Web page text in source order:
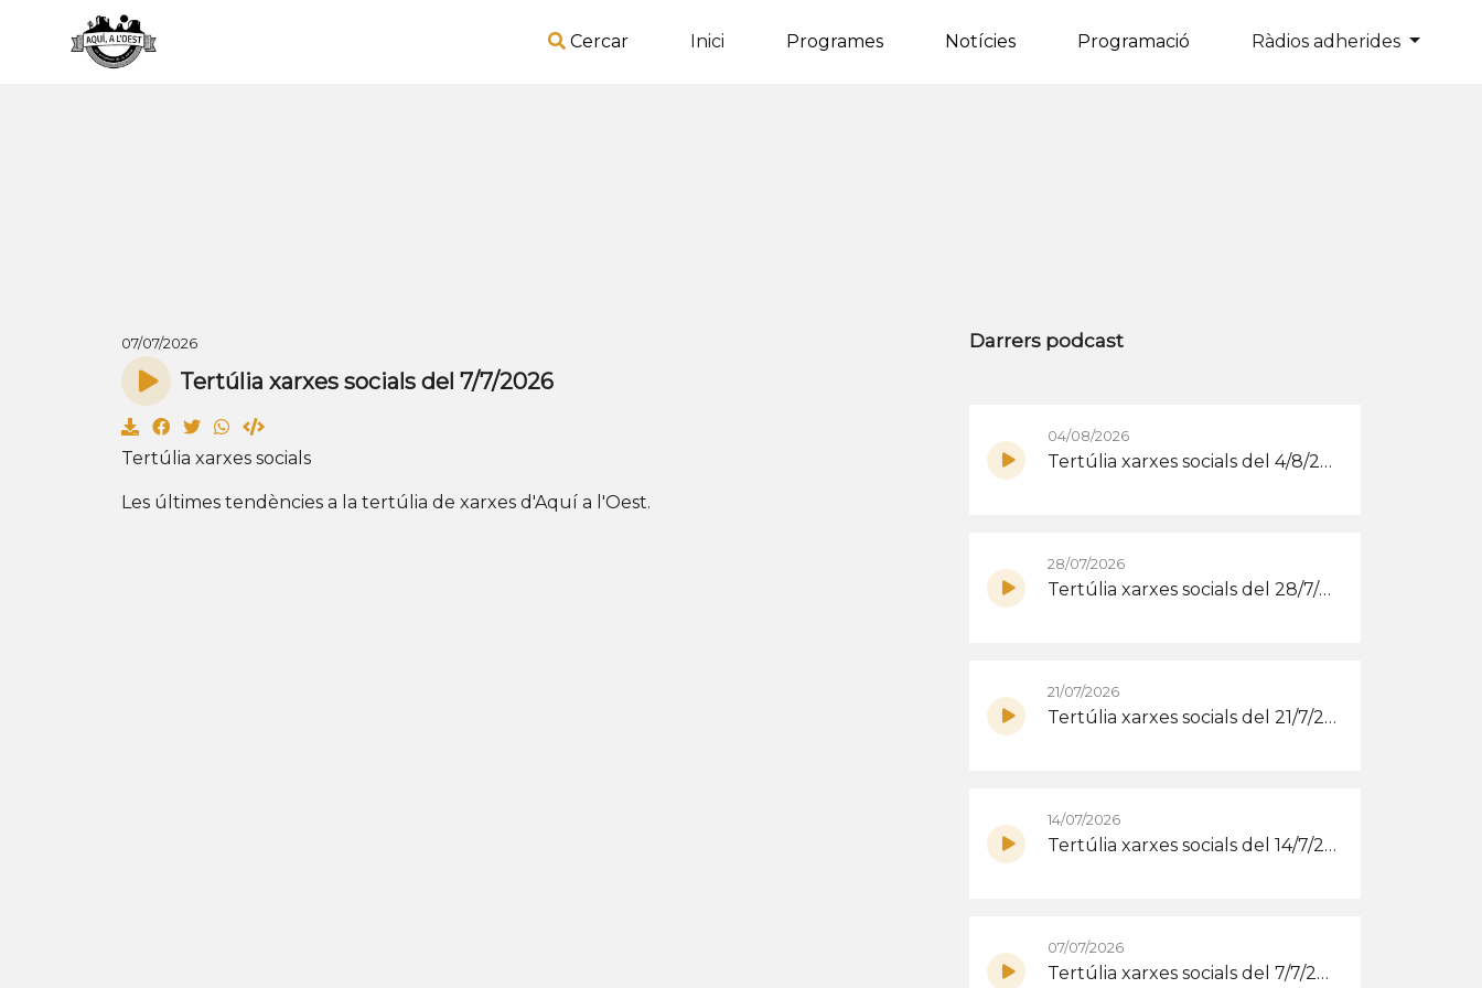
Cercar Inici Programes Notícies Programació Ràdios adherides
07/07/2026
Tertúlia xarxes socials del 7/7/2026
Tertúlia xarxes socials
Les últimes tendències a la tertúlia de xarxes d'Aquí a l'Oest.
Darrers podcast
04/08/2026
Tertúlia xarxes socials del 4/8/2026
28/07/2026
Tertúlia xarxes socials del 28/7/2026
21/07/2026
Tertúlia xarxes socials del 21/7/2026
14/07/2026
Tertúlia xarxes socials del 14/7/2026
07/07/2026
Tertúlia xarxes socials del 7/7/2026